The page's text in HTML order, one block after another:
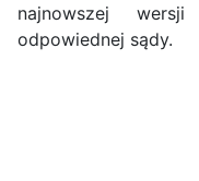
najnowszej
odpowiednej sądy.